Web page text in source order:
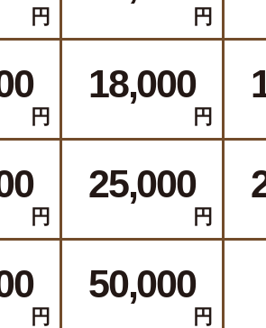
円 円
円
18,000
円
円
25,000
円
円
50,000
円